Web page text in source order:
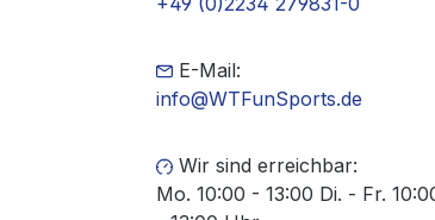
E-Mail:
info@WTFunSports.de
Wir sind erreichbar:
Mo. 10:00 - 13:00 Di. - Fr.